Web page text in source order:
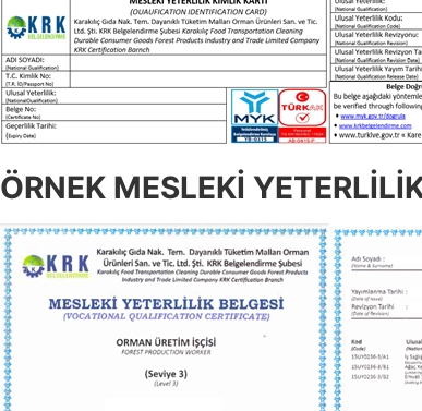
ÖRNEK MESLEKİ